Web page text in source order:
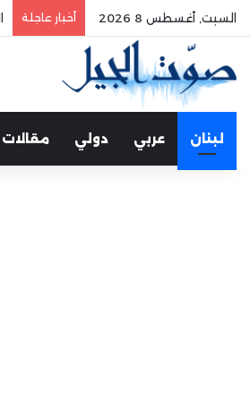
السبت, أغسطس 8 2026 أخبار عاجلة
لبنان عربي دولي مقالات